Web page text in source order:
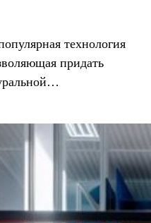
технология
придать